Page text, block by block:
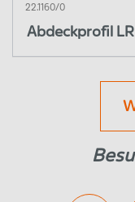
22.1160/0
Abdeckprofil